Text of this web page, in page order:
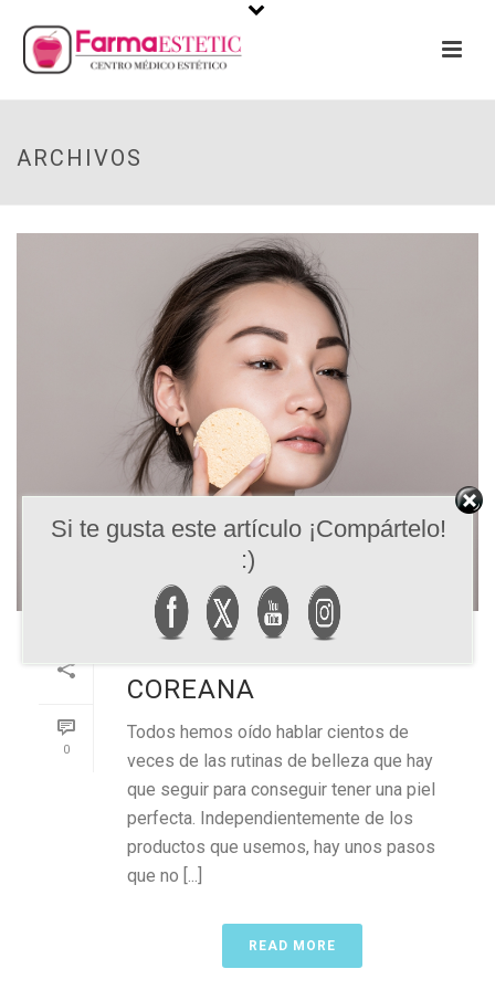
ARCHIVOS
0
COREANA
Todos hemos oído hablar cientos de
veces de las rutinas de belleza que hay
que seguir para conseguir tener una piel
perfecta. Independientemente de los
productos que usemos, hay unos pasos
que no [...]
READ MORE
Si te gusta este artículo ¡Compártelo!
:)